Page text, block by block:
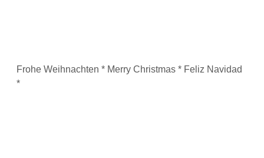
Frohe Weihnachten * Merry Christmas * Feliz Navidad
*